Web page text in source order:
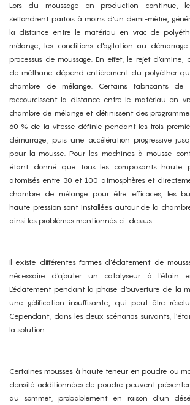
Lors du moussage en production continue,
s'effondrent parfois à moins d'un demi-mètre,
la distance entre le matériau en vrac de
mélange, les conditions d'agitation au
processus de moussage. En effet, le rejet
de méthane dépend entièrement du polyéther
chambre de mélange. Certains fabricants de
raccourcissent la distance entre le matériau en
chambre de mélange et définissent des
60 % de la vitesse définie pendant les trois
démarrage, puis une accélération progressive
pour la mousse. Pour les machines à mousse
étant donné que tous les composants haute
atomisés entre 30 et 100 atmosphères et
chambre de mélange pour être efficaces, les
haute pression sont installées autour de la
ainsi les problèmes mentionnés ci-dessus. .
Il existe différentes formes d’éclatement de
nécessaire d'ajouter un catalyseur à l'étain
L'éclatement pendant la phase d'ouverture de la
une gélification insuffisante, qui peut être
Cependant, dans les deux scénarios suivants,
la solution.:
Certaines mousses à haute teneur en poudre ou
densité additionnées de poudre peuvent
au sommet, probablement en raison d'un